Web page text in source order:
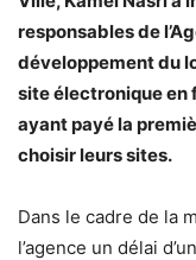
responsables de
développement du
site électronique
ayant payé la
choisir leurs sites.
Dans le cadre de la
l’agence un délai